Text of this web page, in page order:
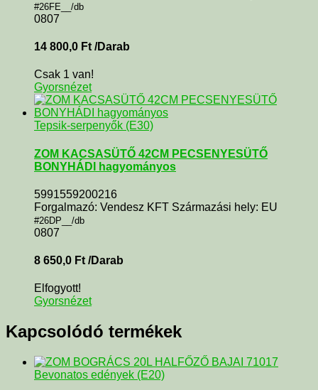
#26FE__/db
0807
14 800,0 Ft /Darab
Csak 1 van!
Gyorsnézet
Tepsik-serpenyők (E30)
ZOM KACSASÜTŐ 42CM PECSENYESÜTŐ
BONYHÁDI hagyományos
5991559200216
Forgalmazó: Vendesz KFT Származási hely: EU
#26DP__/db
0807
8 650,0 Ft /Darab
Elfogyott!
Gyorsnézet
Kapcsolódó termékek
Bevonatos edények (E20)